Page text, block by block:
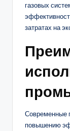
газовых
затратах на
Современные
повышению